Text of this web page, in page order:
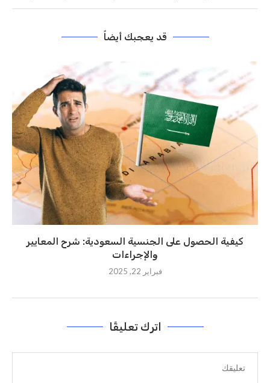
قد يعجبك أيضاً
كيفية الحصول على الجنسية السعودية: شرح المعايير
والإجراءات
فبراير 22, 2025
اترك تعليقًا